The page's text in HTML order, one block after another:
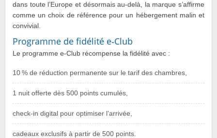
dans toute l’Europe et désormais au-delà, la marque s’affirme
comme un choix de référence pour un hébergement malin et
convivial.
Programme de fidélité e‑Club
Le programme e‑Club récompense la fidélité avec :
10 % de réduction permanente sur le tarif des chambres,
1 nuit offerte dès 500 points cumulés,
check‑in digital pour optimiser l’arrivée,
cadeaux exclusifs à partir de 500 points.